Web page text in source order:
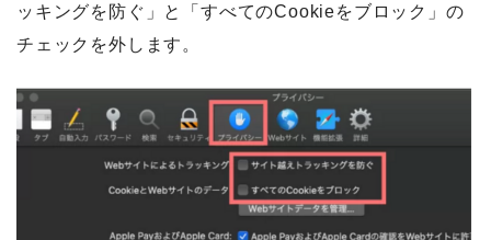
ッキングを防ぐ」と「すべてのCookieをブロック」の
チェックを外します。